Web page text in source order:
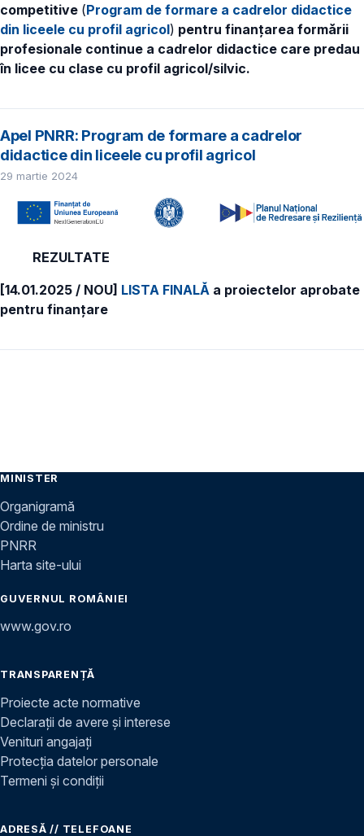
competitive (Program de formare a cadrelor didactice
din liceele cu profil agricol) pentru finanțarea formării
profesionale continue a cadrelor didactice care predau
în licee cu clase cu profil agricol/silvic.
Apel PNRR: Program de formare a cadrelor
didactice din liceele cu profil agricol
29 martie 2024
REZULTATE
[14.01.2025 / NOU] LISTA FINALĂ a proiectelor aprobate
pentru finanțare
MINISTER
Organigramă
Ordine de ministru
PNRR
Harta site-ului
GUVERNUL ROMÂNIEI
www.gov.ro
TRANSPARENȚĂ
Proiecte acte normative
Declarații de avere și interese
Venituri angajați
Protecția datelor personale
Termeni și condiții
ADRESĂ // TELEFOANE